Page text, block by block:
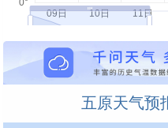
五原天气预